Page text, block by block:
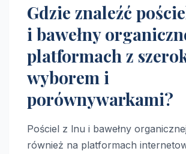
Gdzie znaleźć
i bawełny
platformach z
wyborem i
porównywarkami?
Pościel z lnu i bawełny
również na platformach